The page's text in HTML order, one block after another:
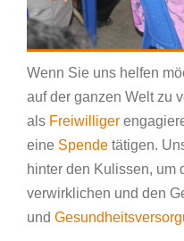
Wenn Sie uns helfen
auf der ganzen Welt zu
als Freiwilliger
eine Spende tätigen.
hinter den Kulissen, um
verwirklichen und den
und